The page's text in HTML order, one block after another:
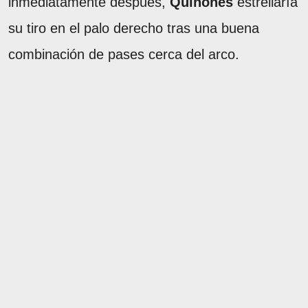
su tiro en el palo derecho tras una buena
combinación de pases cerca del arco.